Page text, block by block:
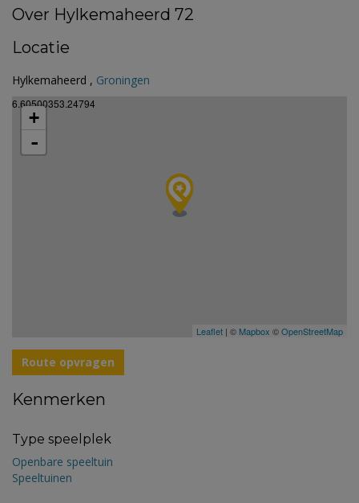
Over Hylkemaheerd 72
Locatie
Hylkemaheerd , Groningen
6.60500353.24794
+
-
Leaflet | © Mapbox ©OpenStreetMap
Route opvragen
Kenmerken
Type speelplek
Openbare speeltuin
Speeltuinen